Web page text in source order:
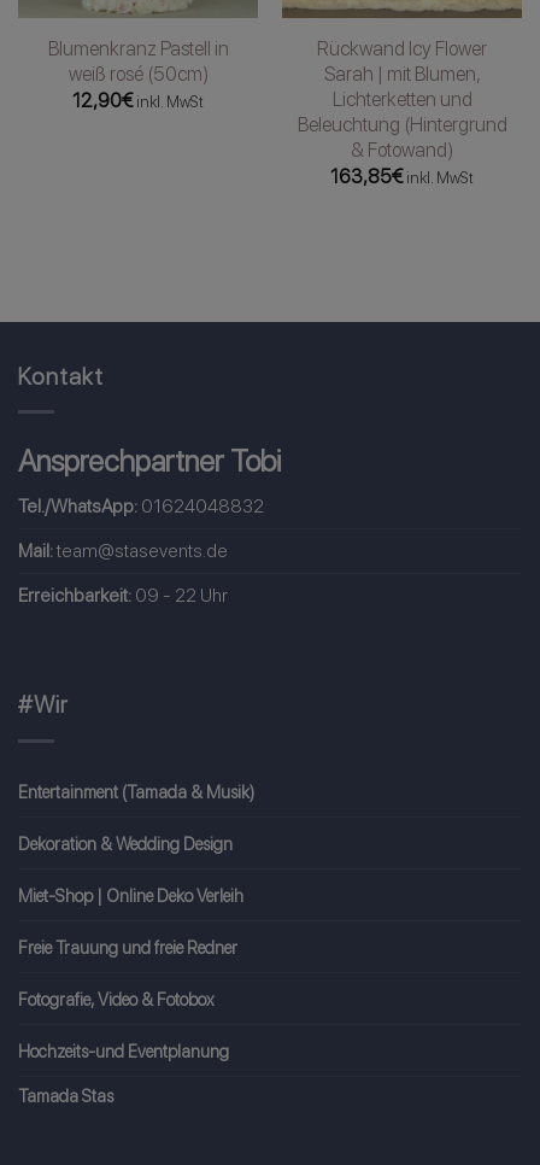
Blumenkranz Pastell in
weiß rosé (50cm)
12,90€ inkl. MwSt
Rückwand Icy Flower
Sarah | mit Blumen,
Lichterketten und
Beleuchtung (Hintergrund
& Fotowand)
163,85€ inkl. MwSt
Kontakt
Ansprechpartner Tobi
Tel./WhatsApp: 01624048832
Mail:team@stasevents.de
Erreichbarkeit: 09 - 22 Uhr
#Wir
Entertainment (Tamada & Musik)
Dekoration & Wedding Design
Miet-Shop | Online Deko Verleih
Freie Trauung und freie Redner
Fotografie, Video & Fotobox
Hochzeits-und Eventplanung
Tamada Stas